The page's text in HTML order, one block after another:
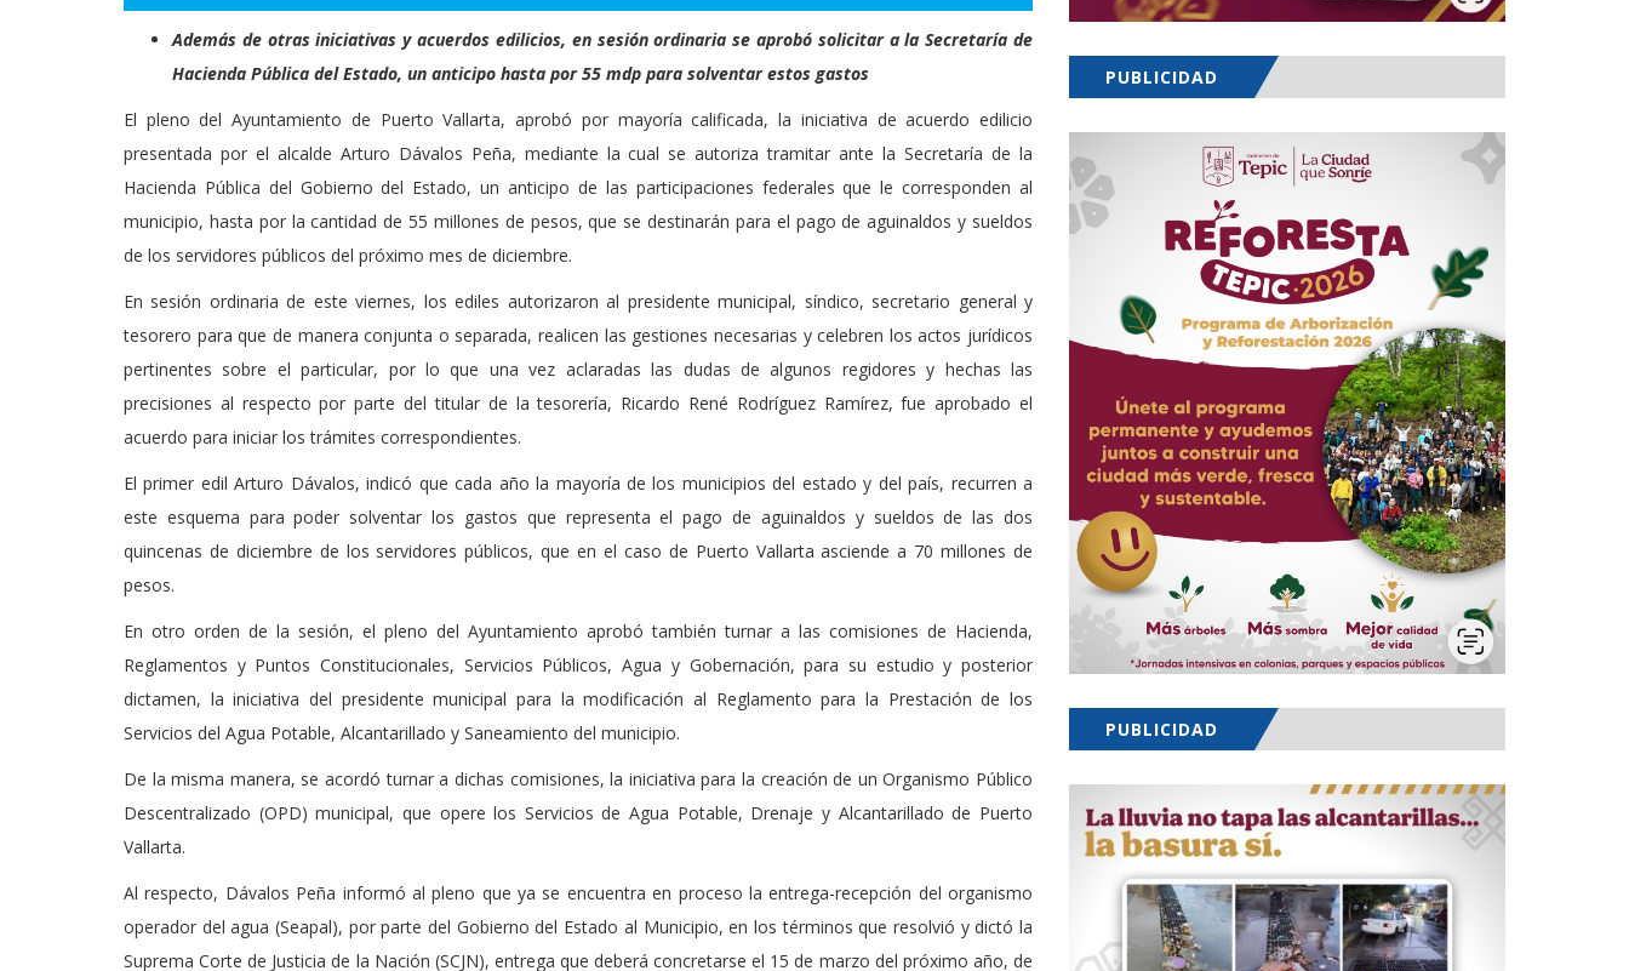
Además de otras iniciativas y acuerdos edilicios, en sesión ordinaria se aprobó solicitar a la Secretaría de
Hacienda Pública del Estado, un anticipo hasta por 55 mdp para solventar estos gastos
El pleno del Ayuntamiento de Puerto Vallarta, aprobó por mayoría calificada, la iniciativa de acuerdo edilicio
presentada por el alcalde Arturo Dávalos Peña, mediante la cual se autoriza tramitar ante la Secretaría de la
Hacienda Pública del Gobierno del Estado, un anticipo de las participaciones federales que le corresponden al
municipio, hasta por la cantidad de 55 millones de pesos, que se destinarán para el pago de aguinaldos y sueldos
de los servidores públicos del próximo mes de diciembre.
En sesión ordinaria de este viernes, los ediles autorizaron al presidente municipal, síndico, secretario general y
tesorero para que de manera conjunta o separada, realicen las gestiones necesarias y celebren los actos jurídicos
pertinentes sobre el particular, por lo que una vez aclaradas las dudas de algunos regidores y hechas las
precisiones al respecto por parte del titular de la tesorería, Ricardo René Rodríguez Ramírez, fue aprobado el
acuerdo para iniciar los trámites correspondientes.
El primer edil Arturo Dávalos, indicó que cada año la mayoría de los municipios del estado y del país, recurren a
este esquema para poder solventar los gastos que representa el pago de aguinaldos y sueldos de las dos
quincenas de diciembre de los servidores públicos, que en el caso de Puerto Vallarta asciende a 70 millones de
pesos.
En otro orden de la sesión, el pleno del Ayuntamiento aprobó también turnar a las comisiones de Hacienda,
Reglamentos y Puntos Constitucionales, Servicios Públicos, Agua y Gobernación, para su estudio y posterior
dictamen, la iniciativa del presidente municipal para la modificación al Reglamento para la Prestación de los
Servicios del Agua Potable, Alcantarillado y Saneamiento del municipio.
De la misma manera, se acordó turnar a dichas comisiones, la iniciativa para la creación de un Organismo Público
Descentralizado (OPD) municipal, que opere los Servicios de Agua Potable, Drenaje y Alcantarillado de Puerto
Vallarta.
Al respecto, Dávalos Peña informó al pleno que ya se encuentra en proceso la entrega-recepción del organismo
operador del agua (Seapal), por parte del Gobierno del Estado al Municipio, en los términos que resolvió y dictó la
Suprema Corte de Justicia de la Nación (SCJN), entrega que deberá concretarse el 15 de marzo del próximo año, de
PUBLICIDAD
PUBLICIDAD